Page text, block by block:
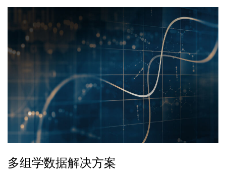
多组学数据解决方案